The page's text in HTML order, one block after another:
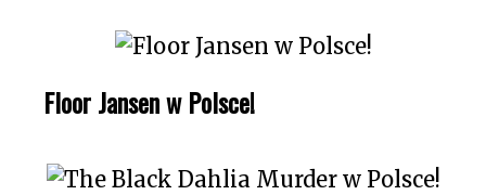
Floor Jansen w Polsce!